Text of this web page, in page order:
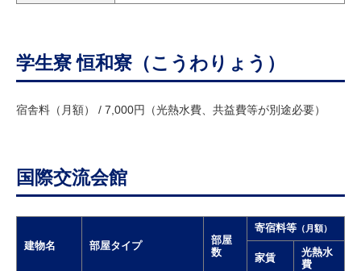
企業・研究者
地域・一般
寄附のお願い
アクセス
キャンパスマップ お問い合わせ English 資料請求
学生寮 恒和寮（こうわりょう）
宿舎料（月額） / 7,000円（光熱水費、共益費等が別途必要）
国際交流会館
建物名 部屋タイプ
部屋
数
寄宿料等 （月額）
家賃
光熱水
費